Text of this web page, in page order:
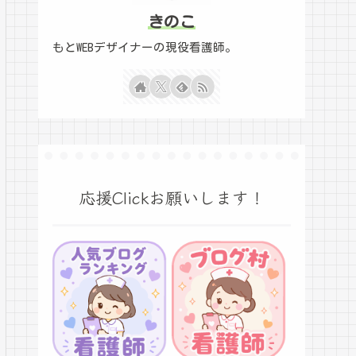
きのこ
もとWEBデザイナーの現役看護師。
応援Clickお願いします！